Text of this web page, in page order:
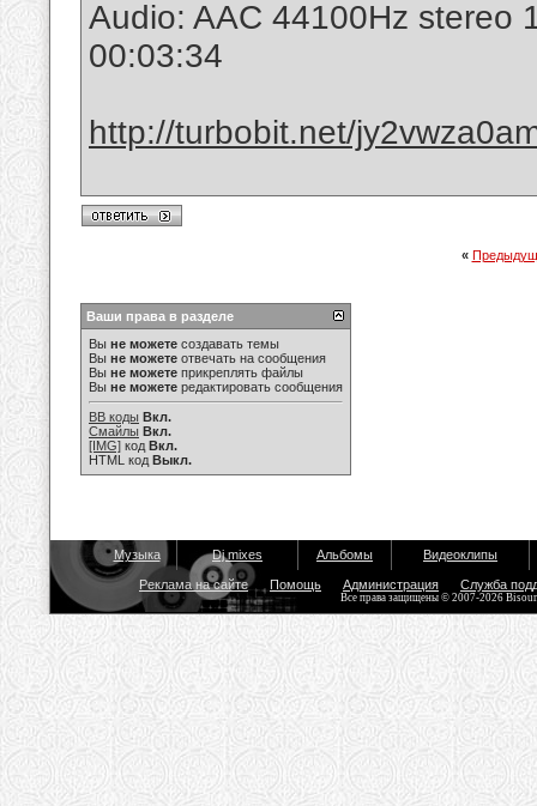
Audio: AAC 44100Hz stereo
00:03:34
http://turbobit.net/
«
Ваши права в разделе
Вы не можете создавать темы
Вы не можете отвечать на сообщения
Вы не можете прикреплять файлы
Вы не можете редактировать сообщения
BB коды Вкл.
Смайлы Вкл.
[IMG] код Вкл.
HTML код Выкл.
Музыка Dj mixes Альбомы Видеоклипы
Реклама на сайте Помощь Администрация Служба
Все права защищены © 2007-2026